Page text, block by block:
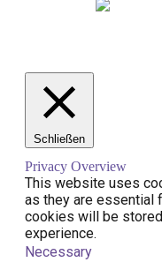
Schließen
Privacy Overview
This website uses
as they are essential
cookies will be
experience.
Necessary